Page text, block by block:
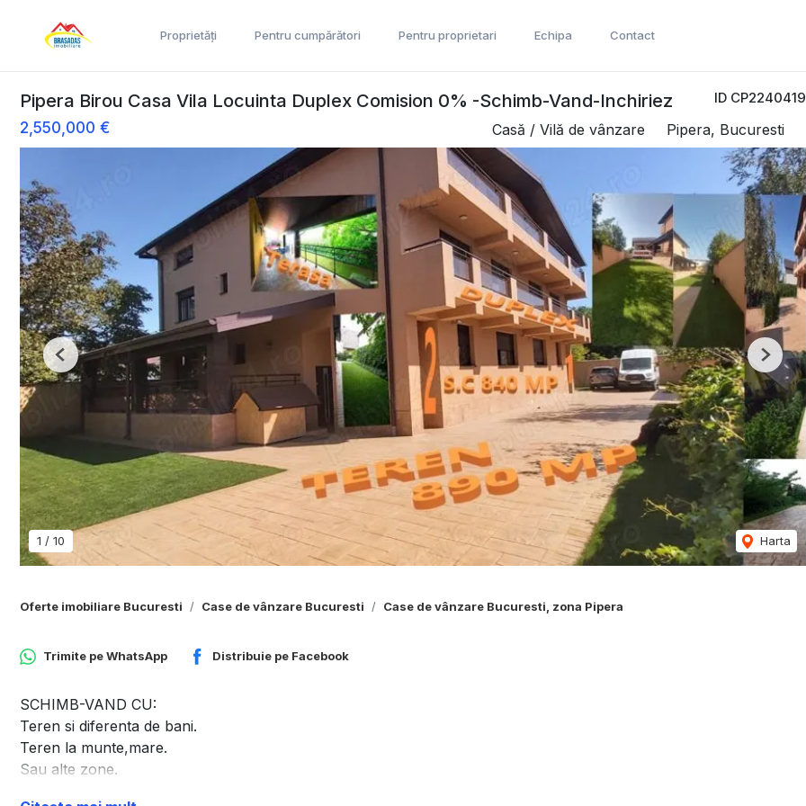
Proprietăți Pentru cumpărători Pentru proprietari Echipa Contact
ID CP2240419
Pipera Birou Casa Vila Locuinta Duplex Comision 0% -Schimb-Vand-Inchiriez
2,550,000 € Casă / Vilă de vânzare Pipera, Bucuresti
1 / 10 Harta
Previous Next
Oferte imobiliare Bucuresti Case de vânzare Bucuresti Case de vânzare Bucuresti, zona Pipera
Trimite peWhatsApp Distribuie pe Facebook
SCHIMB-VAND CU:
Teren si diferenta de bani.
Teren la munte,mare.
Sau alte zone.